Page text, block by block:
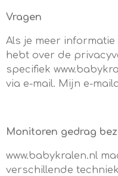
Vragen
Als je meer
hebt over de
specifiek
via e-mail. Mijn e-
Monitoren gedrag
www.babykralen.nl
verschillende